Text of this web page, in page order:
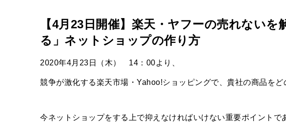
【4月23日開催】楽天・ヤフーの売れない
る」ネットショップの作り方
2020年4月23日（木） 14：00より、
競争が激化する楽天市場・Yahoo!ショッピングで、貴社の商品をど
今ネットショップをする上で抑えなければいけない重要ポイント